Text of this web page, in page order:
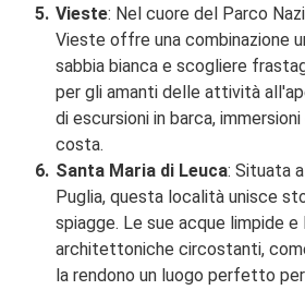
Vieste: Nel cuore del Parco
Vieste offre una combinazione
sabbia bianca e scogliere
per gli amanti delle attività
di escursioni in barca,
costa.
Santa Maria di Leuca: Situata
Puglia, questa località unisce
spiagge. Le sue acque limpide
architettoniche circostanti,
la rendono un luogo perfetto